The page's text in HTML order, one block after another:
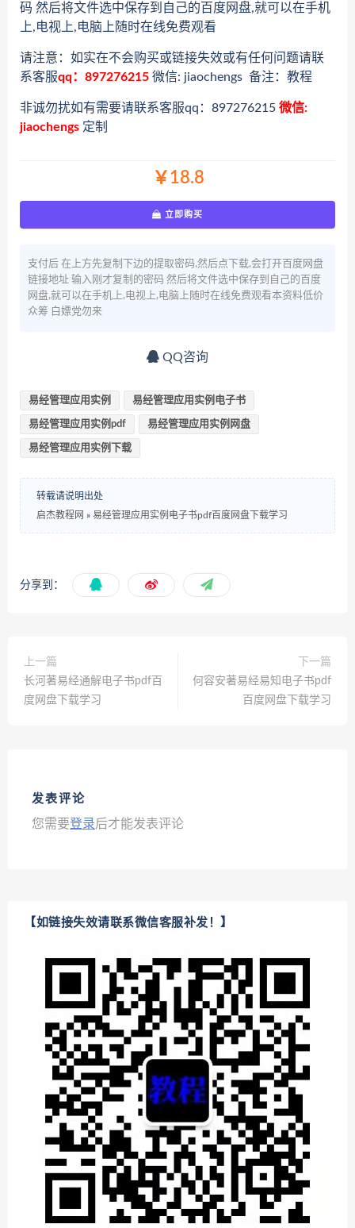
码 然后将文件选中保存到自己的百度网盘,就可以在手机
上,电视上,电脑上随时在线免费观看
请注意：如实在不会购买或链接失效或有任何问题请联
系客服qq：897276215 微信: jiaochengs 备注：教程
非诚勿扰如有需要请联系客服qq：897276215 微信:
jiaochengs 定制
￥18.8
立即购买
支付后 在上方先复制下边的提取密码,然后点下载,会打开百度网盘
链接地址 输入刚才复制的密码 然后将文件选中保存到自己的百度
网盘,就可以在手机上,电视上,电脑上随时在线免费观看本资料低价
众筹 白嫖党勿来
QQ咨询
易经管理应用实例 易经管理应用实例电子书
易经管理应用实例pdf 易经管理应用实例网盘
易经管理应用实例下载
转载请说明出处
启杰教程网 » 易经管理应用实例电子书pdf百度网盘下载学习
分享到：
上一篇
长河著易经通解电子书pdf百
度网盘下载学习
下一篇
何容安著易经易知电子书pdf
百度网盘下载学习
发表评论
您需要登录后才能发表评论
【如链接失效请联系微信客服补发！】